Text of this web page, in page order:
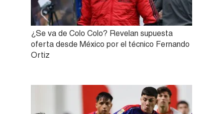
¿Se va de Colo Colo? Revelan supuesta
oferta desde México por el técnico Fernando
Ortiz